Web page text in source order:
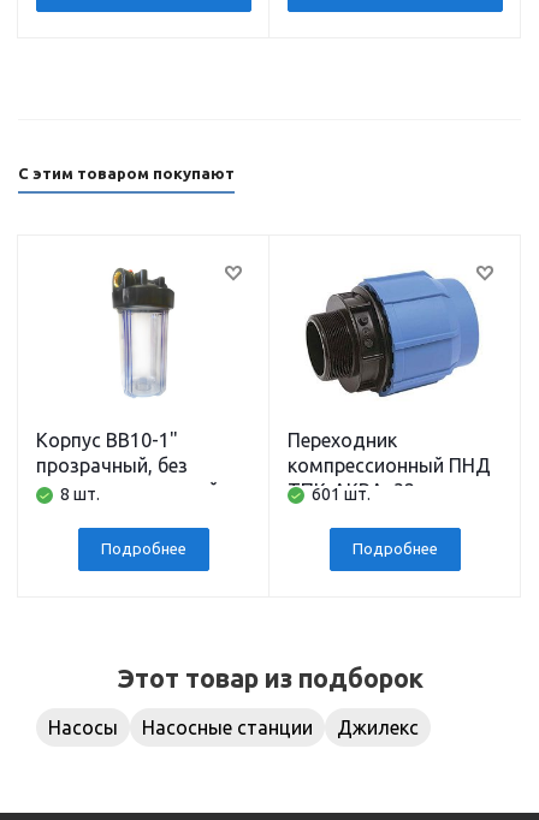
С этим товаром покупают
Корпус BB10-1"
прозрачный, без
картриджа, полный
8 шт.
Подробнее
Переходник
компрессионный ПНД
ТПК-АКВА, 32 мм x
601 шт.
Подробнее
Этот товар из подборок
Насосы Насосные станции Джилекс